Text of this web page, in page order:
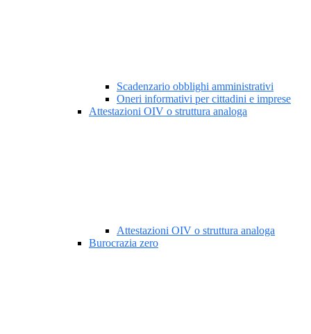
Scadenzario obblighi amministrativi
Oneri informativi per cittadini e imprese
Attestazioni OIV o struttura analoga
Attestazioni OIV o struttura analoga
Burocrazia zero